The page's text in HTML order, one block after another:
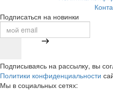
Подписаться на новинки
Подписываясь на рассылку, вы
Политики конфиденциальности
Мы в социальных сетях: